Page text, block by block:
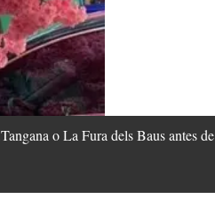
o La Fura dels Baus antes de